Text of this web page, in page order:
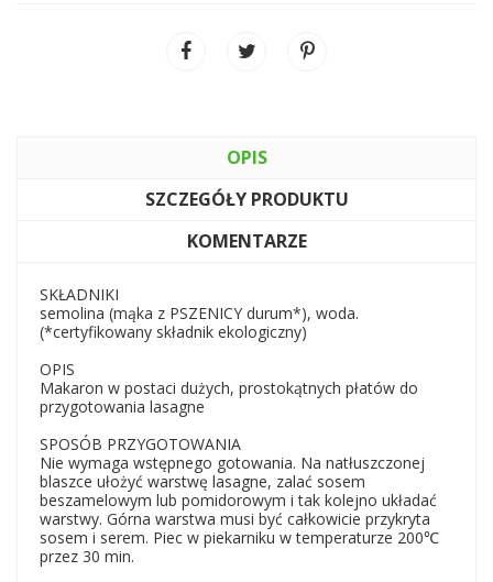
OPIS
SZCZEGÓŁY PRODUKTU
KOMENTARZE
SKŁADNIKI
semolina (mąka z PSZENICY durum*), woda.
(*certyfikowany składnik ekologiczny)
OPIS
Makaron w postaci dużych, prostokątnych płatów do
przygotowania lasagne
SPOSÓB PRZYGOTOWANIA
Nie wymaga wstępnego gotowania. Na natłuszczonej
blaszce ułożyć warstwę lasagne, zalać sosem
beszamelowym lub pomidorowym i tak kolejno układać
warstwy. Górna warstwa musi być całkowicie przykryta
sosem i serem. Piec w piekarniku w temperaturze 200℃
przez 30 min.